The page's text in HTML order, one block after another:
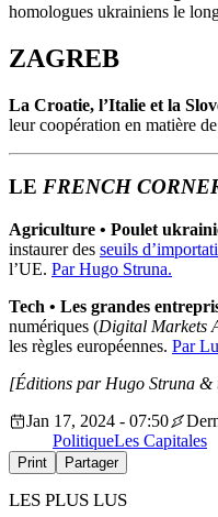
homologues ukrainiens le
ZAGREB
La Croatie, l’Italie et la
leur coopération en matière
LE FRENCH
Agriculture • Poulet
instaurer des seuils
l’UE. Par Hugo Struna.
Tech • Les grandes
numériques (Digital Markets
les règles européennes. Par
[Éditions par Hugo Struna &
Jan 17, 2024 - 07:50
PolitiqueLes Capitales
Print Partager
LES PLUS LUS